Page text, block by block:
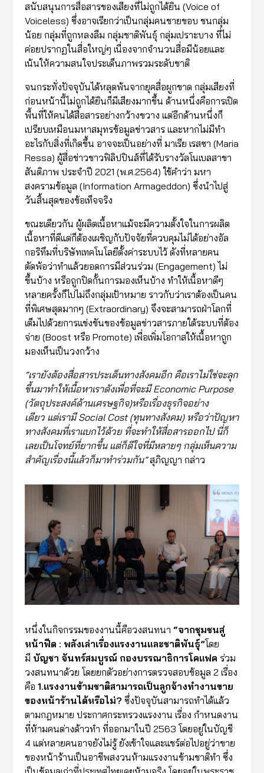
สนับสนุนการสื่อสารของเสียงที่ไม่ถูกได้ยิน (Voice of
Voiceless) ซึ่งอาจเรียกว่าเป็นกลุ่มคนชายขอบ ชนกลุ่ม
น้อย กลุ่มที่ถูกหลงลืม กลุ่มชาติพันธุ์ กลุ่มเปราะบาง ที่ไม่
ค่อยปรากฏในสื่อใหญ่ๆ เนื่องจากจำนวนสื่อมีน้อยและ
เน้นให้ความสนใจประเด็นภาพรวมระดับชาติ
จนกระทั่งปัจจุบันได้หลุดพ้นจากยุคสื่อผูกขาด กลุ่มเสียงที่
ก่อนหน้านี้ไม่ถูกได้ยินก็มีเสียงมากขึ้น ด้านหนึ่งคือการเปิด
พื้นที่ให้คนได้สื่อสารอย่างกว้างขวาง แต่อีกด้านหนึ่งก็
เปรียบเหมือนมหาสมุทรข้อมูลข่าวสาร และหากไม่มีทำ
อะไรกับสิ่งที่เกิดขึ้น อาจจะเป็นอย่างที่ มาเรีย เรสซา (Maria
Ressa) ผู้สื่อข่าวชาวฟิลิปปินส์ที่ได้รับรางวัลโนเบลสาขา
สันติภาพ ประจำปี 2021 (พ.ศ.2564) ใช้คำว่า มหา
สงครามข้อมูล (Information Armageddon) ซึ่งนำไปสู่
วันสิ้นสุดของข้อเท็จจริง
ขณะเดียวกัน ผู้ผลิตเนื้อหาแม้จะมีความตั้งใจในการผลิต
เนื้อหาที่ดีแต่ก็ต้องเผชิญกับปัจจัยที่ควบคุมไม่ได้อย่างอัล
กอริทึมที่บริษัทเทคโนโลยีตั้งค่าระบบไว้ ดังที่หลายคน
ตัดพ้อว่าทำแล้วยอดการมีส่วนร่วม (Engagement) ไม่
ขึ้นบ้าง หรือถูกปิดกั้นการมองเห็นบ้าง ทำให้เนื้อหาดีๆ
หลายครั้งก็ไปไม่ถึงกลุ่มเป้าหมาย ราวกับว่าเราต้องเป็นคน
ที่พิเศษสุดมากๆ (Extraordinary) จึงจะสามารถฝ่าโลกที่
เต็มไปด้วยการแข่งขันของข้อมูลข่าวสารภายใต้ระบบที่ต้อง
จ่าย (Boost หรือ Promote) เพื่อเพิ่มโอกาสให้เนื้อหาถูก
มองเห็นเป็นวงกว้าง
“เรายังต้องสื่อสารประเด็นทางสังคมอีก คือเราไม่ใช่จะลุก
ขึ้นมาทำให้เนื้อหาเราดังเพื่อที่จะมีEconomic Purpose
(วัตถุประสงค์ด้านเศรษฐกิจ)หรือเรื่องธุรกิจอย่าง
เดียว แต่เรามีSocial Cost (ทุนทางสังคม) หรือว่าปัญหา
ทางสังคมที่เราแบกไว้ด้วย ที่จะทำให้สื่อสารออกไป นี่ก็
เลยเป็นโจทย์ที่ยากขึ้น แต่ก็ดีใจที่มีหลายๆ กลุ่มเห็นความ
สำคัญเรื่องนี้แล้วก็มาทำร่วมกัน”สุภิญญา กล่าว
หนึ่งในกิจกรรมของงานนี้คือวงสนทนา “จากชุมชนสู่
หน้าฟีด : พลังเล่าเรื่องแรงงานและชาติพันธุ์”โดย
มี บัญชา จันทร์สมบูรณ์ กองบรรณาธิการโคแฟค ร่วม
วงสนทนาด้วย โดยยกตัวอย่างการตรวจสอบข้อมูล 2 เรื่อง
คือ1.แรงงานข้ามชาติสามารถเป็นลูกจ้างทำงานขาย
ของหน้าร้านได้หรือไม่? ซึ่งปัจจุบันสามารถทำได้แล้ว
ตามกฎหมาย ประกาศกระทรวงแรงงาน เรื่อง กำหนดงาน
ที่ห้ามคนต่างด้าวทำ ที่ออกมาในปี 2563 โดยอยู่ในบัญชี
4 แต่หลายคนอาจยังไม่รู้ ยังเข้าใจและแชร์ต่อไปอยู่ว่าขาย
ของหน้าร้านเป็นอาชีพสงวนห้ามแรงงานข้ามชาติทำ ซึ่ง